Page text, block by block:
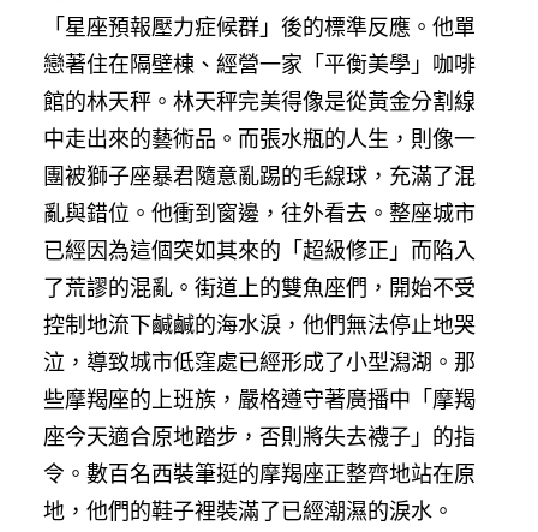
「星座預報壓力症候群」後的標準反應。他單
戀著住在隔壁棟、經營一家「平衡美學」咖啡
館的林天秤。林天秤完美得像是從黃金分割線
中走出來的藝術品。而張水瓶的人生，則像一
團被獅子座暴君隨意亂踢的毛線球，充滿了混
亂與錯位。他衝到窗邊，往外看去。整座城市
已經因為這個突如其來的「超級修正」而陷入
了荒謬的混亂。街道上的雙魚座們，開始不受
控制地流下鹹鹹的海水淚，他們無法停止地哭
泣，導致城市低窪處已經形成了小型潟湖。那
些摩羯座的上班族，嚴格遵守著廣播中「摩羯
座今天適合原地踏步，否則將失去襪子」的指
令。數百名西裝筆挺的摩羯座正整齊地站在原
地，他們的鞋子裡裝滿了已經潮濕的淚水。